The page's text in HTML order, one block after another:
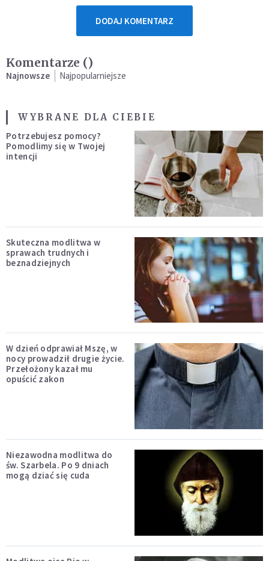
DODAJ KOMENTARZ
Komentarze ()
Najnowsze Najpopularniejsze
WYBRANE DLA CIEBIE
Potrzebujesz pomocy?
Pomodlimy się w Twojej
intencji
Skuteczna modlitwa w
sprawach trudnych i
beznadziejnych
W dzień odprawiał Mszę, w
nocy prowadził drugie życie.
Przełożony kazał mu
opuścić zakon
Niezawodna modlitwa do
św. Szarbela. Po 9 dniach
mogą dziać się cuda